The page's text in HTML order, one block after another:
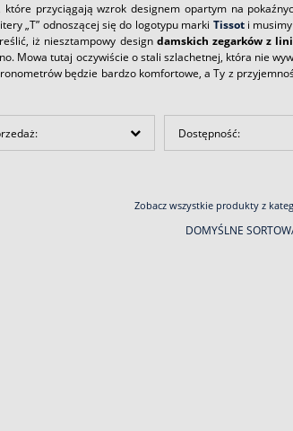
przyciągają wzrok designem opartym na
„T” odnoszącej się do logotypu marki Tissoti
iż niesztampowy design damskich zegarków z
Mowa tutaj oczywiście o stali szlachetnej, która nie
będzie bardzo komfortowe, a Ty z
Dostępność:
Zobacz wszystkie produkty z
DOMYŚLNE